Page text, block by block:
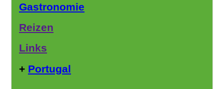
Gastronomie
Reizen
Links
+ Portugal